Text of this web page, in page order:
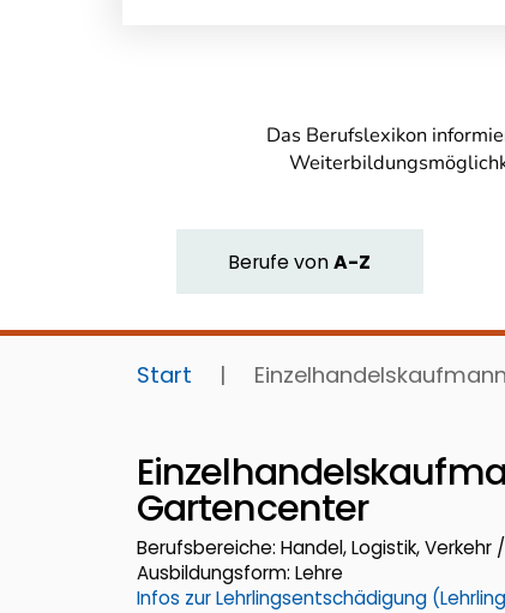
Das Berufslexikon
BerufevonA-Z
Start |
Gartencenter
Berufsbereiche: Handel, Logistik,
Ausbildungsform: Lehre
Infos zur Lehrlingsentschädigung